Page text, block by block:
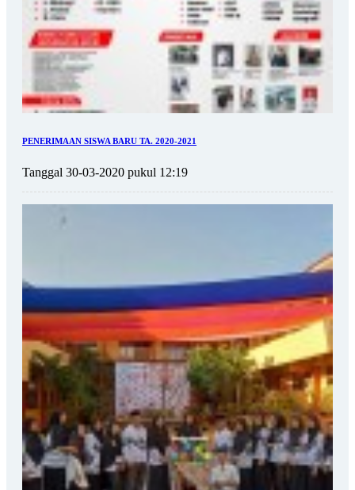
PENERIMAAN SISWA BARU TA. 2020-2021
Tanggal 30-03-2020 pukul 12:19